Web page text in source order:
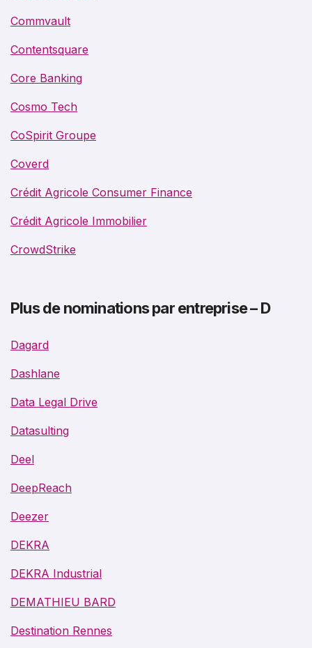
Commvault
Contentsquare
Core Banking
Cosmo Tech
CoSpirit Groupe
Coverd
Crédit Agricole Consumer Finance
Crédit Agricole Immobilier
CrowdStrike
Plus de nominations par entreprise – D
Dagard
Dashlane
Data Legal Drive
Datasulting
Deel
DeepReach
Deezer
DEKRA
DEKRA Industrial
DEMATHIEU BARD
Destination Rennes